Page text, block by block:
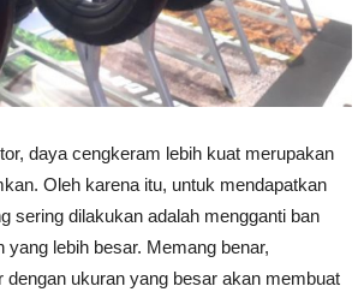
daya cengkeram lebih kuat merupakan
Oleh karena itu, untuk mendapatkan
sering dilakukan adalah mengganti ban
yang lebih besar. Memang benar,
dengan ukuran yang besar akan membuat